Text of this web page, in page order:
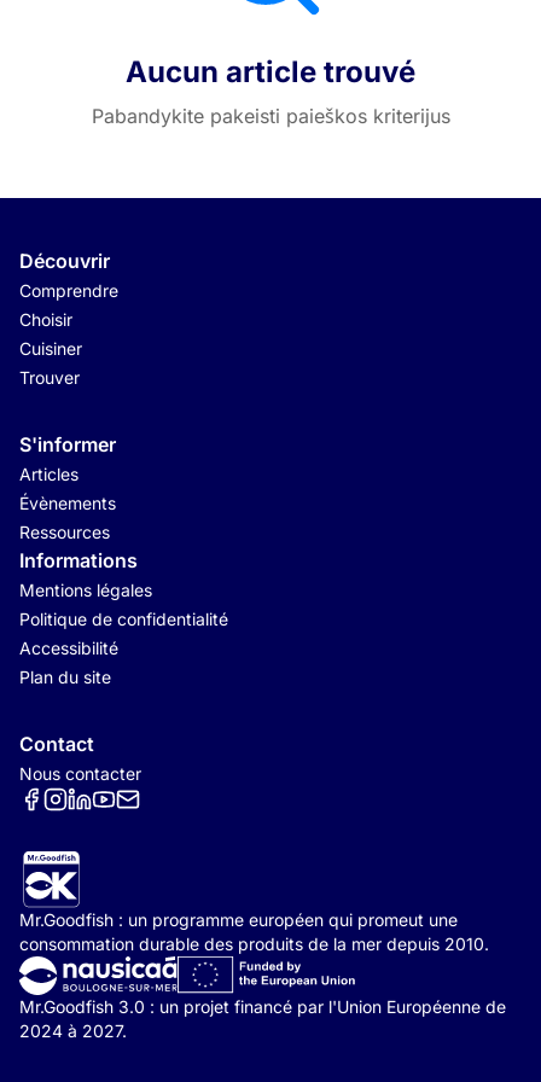
Aucun article trouvé
Pabandykite pakeisti paieškos kriterijus
Découvrir
Comprendre
Choisir
Cuisiner
Trouver
S'informer
Articles
Évènements
Ressources
Informations
Mentions légales
Politique de confidentialité
Accessibilité
Plan du site
Contact
Nous contacter
Réseaux sociaux
Mr.Goodfish : un programme européen qui promeut une
consommation durable des produits de la mer depuis 2010.
Mr.Goodfish 3.0 : un projet financé par l'Union Européenne de
2024 à 2027.